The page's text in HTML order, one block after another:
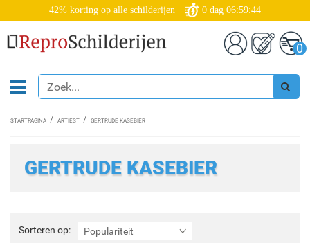
42% korting op alle schilderijen 0 dag 06:59:42
0
STARTPAGINA ARTIEST GERTRUDE KASEBIER
GERTRUDE KASEBIER
Sorteren op: Populariteit
Sorteren
op: